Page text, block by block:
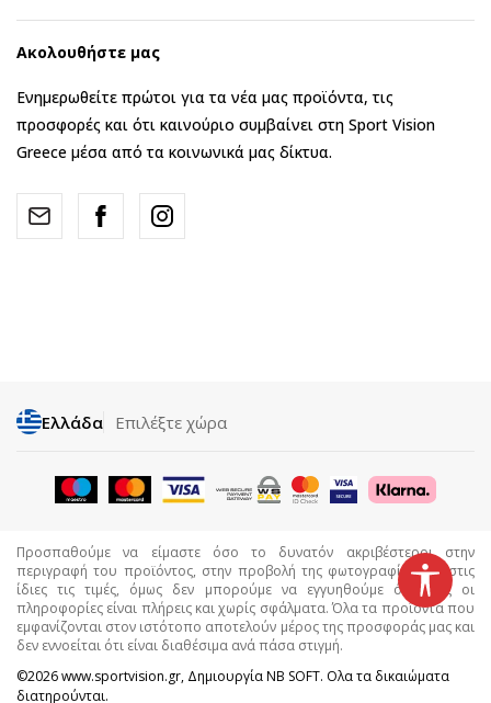
Ακολουθήστε μας
Ενημερωθείτε πρώτοι για τα νέα μας προϊόντα, τις
προσφορές και ότι καινούριο συμβαίνει στη Sport Vision
Greece μέσα από τα κοινωνικά μας δίκτυα.
Ελλάδα Επιλέξτε χώρα
Προσπαθούμε να είμαστε όσο το δυνατόν ακριβέστεροι στην
περιγραφή του προϊόντος, στην προβολή της φωτογραφίας και στις
ίδιες τις τιμές, όμως δεν μπορούμε να εγγυηθούμε ότι όλες οι
πληροφορίες είναι πλήρεις και χωρίς σφάλματα. Όλα τα προϊόντα που
εμφανίζονται στον ιστότοπο αποτελούν μέρος της προσφοράς μας και
δεν εννοείται ότι είναι διαθέσιμα ανά πάσα στιγμή.
©2026www.sportvision.gr, ΔημιουργίαNB SOFT. Ολα τα δικαιώματα
διατηρούνται.